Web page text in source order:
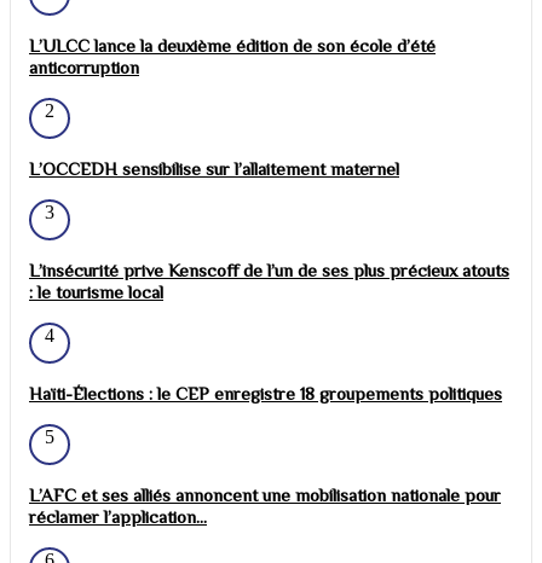
L’ULCC lance la deuxième édition de son école d’été
anticorruption
2
L’OCCEDH sensibilise sur l’allaitement maternel
3
L’insécurité prive Kenscoff de l’un de ses plus précieux atouts
: le tourisme local
4
Haïti-Élections : le CEP enregistre 18 groupements politiques
5
L’AFC et ses alliés annoncent une mobilisation nationale pour
réclamer l’application...